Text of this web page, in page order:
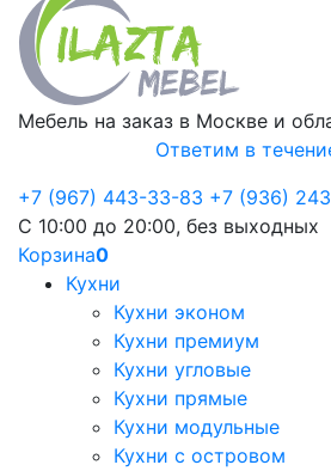
Мебель на заказ в Москве и
Ответим в
+7 (967) 443-33-83 +7 (936)
С 10:00 до 20:00, без выходных
Корзина0
Кухни
Кухни эконом
Кухни премиум
Кухни угловые
Кухни прямые
Кухни модульные
Кухни с островом